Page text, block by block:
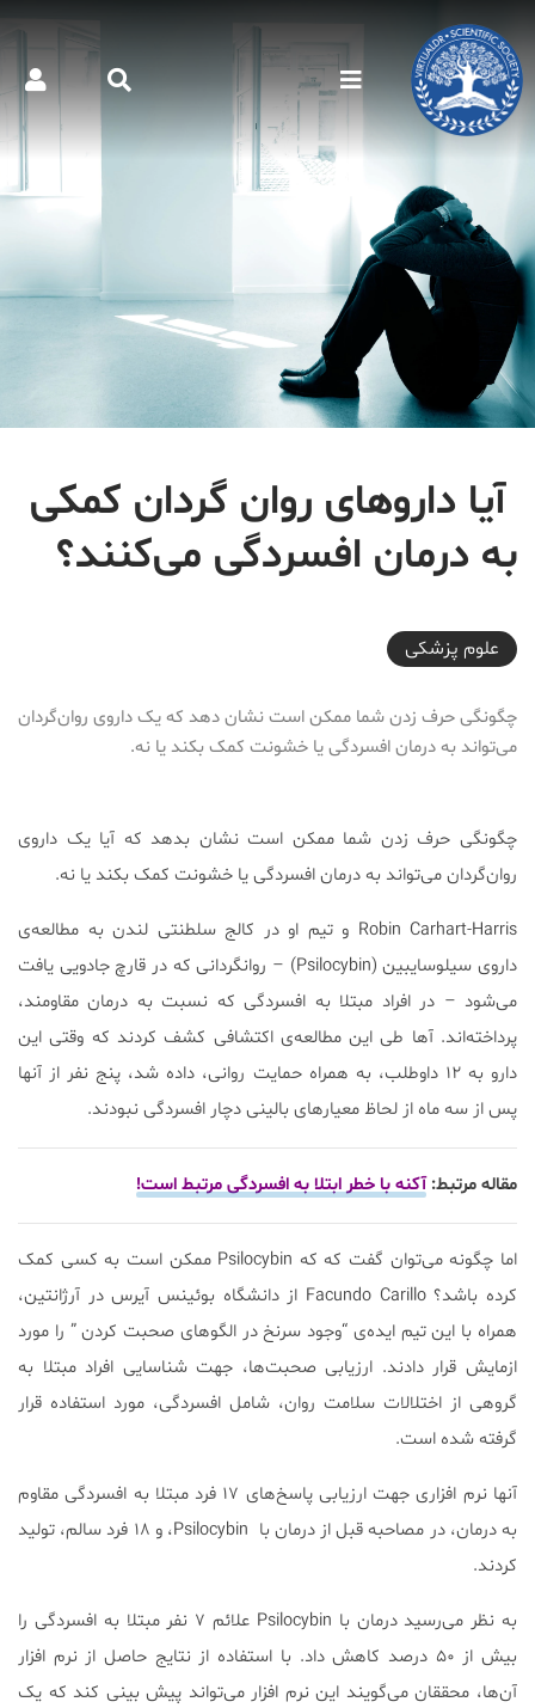
آیا داروهای روان گردان کمکی
به درمان افسردگی می‌کنند؟
2018-02-28T21:36:09+03:30
علوم پزشكی
چگونگی حرف زدن شما ممکن است نشان دهد که یک داروی روان‌گردان
می‌تواند به درمان افسردگی یا خشونت کمک بکند یا نه.
چگونگی حرف زدن شما ممکن است نشان بدهد که آیا یک داروی
روان‌گردان می‌تواند به درمان افسردگی یا خشونت کمک بکند یا نه.
Robin Carhart-Harris و تیم او در کالج سلطنتی لندن به مطالعه‌ی
داروی سیلوسایبین (Psilocybin) – روانگردانی که در قارچ جادویی یافت
می‌شود – در افراد مبتلا به افسردگی که نسبت به درمان مقاومند،
پرداخته‌اند. آها طی این مطالعه‌ی اکتشافی کشف کردند که وقتی این
دارو به ۱۲ داوطلب، به همراه حمایت روانی، داده شد، پنج نفر از آنها
پس از سه ماه از لحاظ معیارهای بالینی دچار افسردگی نبودند.
مقاله مرتبط: آکنه با خطر ابتلا به افسردگی مرتبط است!
اما چگونه می‌توان گفت که که Psilocybin ممکن است به کسی کمک
کرده باشد؟ Facundo Carillo از دانشگاه بوئینس آیرس در آرژانتین،
همراه با این تیم ایده‌ی “وجود سرنخ در الگوهای صحبت کردن ” را مورد
ازمایش قرار دادند. ارزیابی صحبت‌ها، جهت شناسایی افراد مبتلا به
گروهی از اختلالات سلامت روان، شامل افسردگی، مورد استفاده قرار
گرفته شده است.
آنها نرم افزاری جهت ارزیابی پاسخ‌های ۱۷ فرد مبتلا به افسردگی مقاوم
به درمان، در مصاحبه قبل از درمان با Psilocybin، و ۱۸ فرد سالم، تولید
کردند.
به نظر می‌رسید درمان با Psilocybin علائم ۷ نفر مبتلا به افسردگی را
بیش از ۵۰ درصد کاهش داد. با استفاده از نتایج حاصل از نرم افزار
آن‌ها، محققان می‌گویند این نرم افزار می‌تواند پیش بینی کند که یک